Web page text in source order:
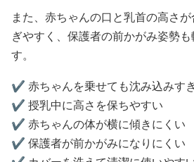
また、赤ちゃんの口と乳首の高さ
ぎやすく、保護者の前かがみ姿勢
す。
✔️ 赤ちゃんを乗せても沈み込みす
✔️ 授乳中に高さを保ちやすい
✔️ 赤ちゃんの体が横に傾きにくい
✔️ 保護者が前かがみになりにくい